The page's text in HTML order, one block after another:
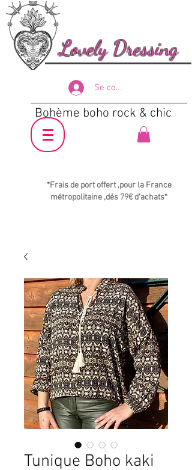
Lovely Dressing
Se connecter
Bohème boho rock & chic
*Frais de port offert ,pour la France
métropolitaine ,dés 79€ d'achats*
Tunique Boho kaki